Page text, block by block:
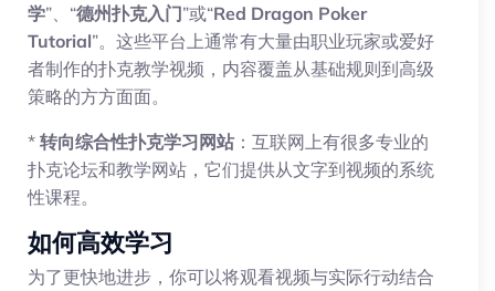
学”、“德州扑克入门”或“Red Dragon Poker
Tutorial”。这些平台上通常有大量由职业玩家或爱好
者制作的扑克教学视频，内容覆盖从基础规则到高级
策略的方方面面。
* 转向综合性扑克学习网站：互联网上有很多专业的
扑克论坛和教学网站，它们提供从文字到视频的系统
性课程。
如何高效学习
为了更快地进步，你可以将观看视频与实际行动结合